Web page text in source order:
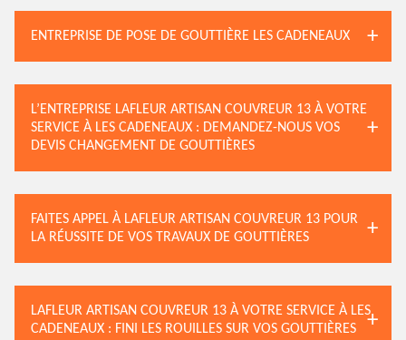
ENTREPRISE DE POSE DE GOUTTIÈRE LES CADENEAUX
L’ENTREPRISE LAFLEUR ARTISAN COUVREUR 13 À VOTRE
SERVICE À LES CADENEAUX : DEMANDEZ-NOUS VOS
DEVIS CHANGEMENT DE GOUTTIÈRES
FAITES APPEL À LAFLEUR ARTISAN COUVREUR 13 POUR
LA RÉUSSITE DE VOS TRAVAUX DE GOUTTIÈRES
LAFLEUR ARTISAN COUVREUR 13 À VOTRE SERVICE À LES
CADENEAUX : FINI LES ROUILLES SUR VOS GOUTTIÈRES